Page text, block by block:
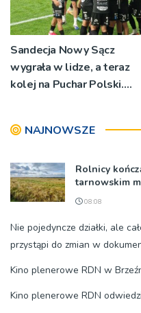
Sandecja Nowy Sącz
wygrała w lidze, a teraz
kolej na Puchar Polski.
NAJNOWSZE
Rolnicy
tarnowskim
08:08
Nie pojedyncze działki, ale
przystąpi do zmian w
Kino plenerowe RDN w
Kino plenerowe RDN